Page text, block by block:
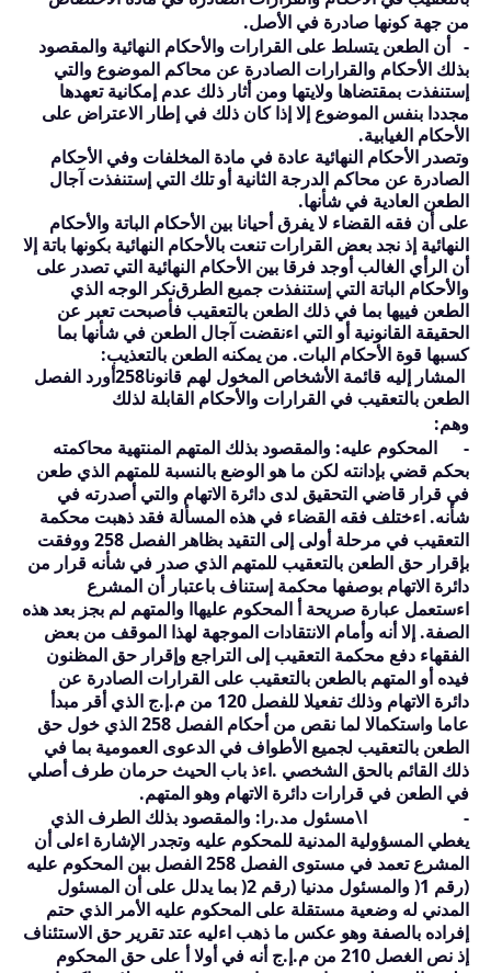
من جهة كونها صادرة في الأصل.
- أن الطعن يتسلط على القرارات والأحكام النهائية والمقصود
بذلك الأحكام والقرارات الصادرة عن محاكم الموضوع والتي
إستنفذت بمقتضاها ولايتها ومن أثار ذلك عدم إمكانية تعهدها
مجددا بنفس الموضوع إلا إذا كان ذلك في إطار الاعتراض على
الأحكام الغيابية.
وتصدر الأحكام النهائية عادة في مادة المخلفات وفي الأحكام
الصادرة عن محاكم الدرجة الثانية أو تلك التي إستنفذت آجال
الطعن العادية في شأنها.
على أن فقه القضاء لا يفرق أحيانا بين الأحكام الباتة والأحكام
النهائية إذ نجد بعض القرارات تنعت بالأحكام النهائية بكونها باتة إلا
أن الرأي الغالب أوجد فرقا بين الأحكام النهائية التي تصدر على
الوجه الذي نكروالأحكام الباتة التي إستنفذت جميع الطرق
الطعن فييها بما في ذلك الطعن بالتعقيب فأصبحت تعبر عن
الحقيقة القانونية أو التي اءنقضت آجال الطعن في شأنها بما
كسبها قوة الأحكام البات. من يمكنه الطعن بالتعذيب:
أورد الفصل258المشار إليه قائمة الأشخاص المخول لهم قانونا
الطعن بالتعقيب في القرارات والأحكام القابلة لذلك
وهم:
-
المحكوم عليه: والمقصود بذلك المتهم المنتهية محاكمته
بحكم قضي بإدانته لكن ما هو الوضع بالنسبة للمتهم الذي طعن
في قرار قاضي التحقيق لدى دائرة الاتهام والتي أصدرته في
شأنه. اءختلف فقه القضاء في هذه المسألة فقد ذهبت محكمة
التعقيب في مرحلة أولى إلى التقيد بظاهر الفصل 258ووفقت
بإقرار حق الطعن بالتعقيب للمتهم الذي صدر في شأنه قرار من
دائرة الاتهام بوصفها محكمة إستناف باعتبار أن المشرع
اءستعمل عبارة صريحة أ المحكوم عليهاا والمتهم لم بجز بعد هذه
الصفة. إلا أنه وأمام الانتقادات الموجهة لهذا الموقف من بعض
الفقهاء دفع محكمة التعقيب إلى التراجع وإقرار حق المظنون
فيده أو المتهم بالطعن بالتعقيب على القرارات الصادرة عن
دائرة الاتهام وذلك تفعيلا للفصل 120 من م.إ.ج الذي أقر مبدأ
عاما واستكمالا لما نقص من أحكام الفصل 258الذي خول حق
الطعن بالتعقيب لجميع الأطواف في الدعوى العمومية بما في
ذلك القائم بالحق الشخصي .اءذ باب الحيث حرمان طرف أصلي
في الطعن في قرارات دائرة الاتهام وهو المتهم.
-
ا\مسئول مد.را: والمقصود بذلك الطرف الذي
يغطي المسؤولية المدنية للمحكوم عليه وتجدر الإشارة اءلى أن
المشرع تعمد في مستوى الفصل 258الفصل بين المحكوم عليه
(رقم 1( والمسئول مدنيا (رقم 2( بما يدلل على أن المسئول
المدني له وضعية مستقلة على المحكوم عليه الأمر الذي حتم
إفراده بالصفة وهو عكس ما ذهب اءليه عتد تقرير حق الاستئناف
إذ نص الغصل 210 من م.إ.ج أنه في أولا أ على حق المحكوم